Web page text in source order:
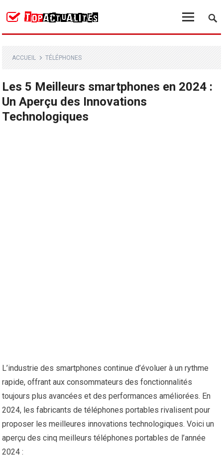
ACCUEIL TÉLÉPHONES
Les 5 Meilleurs smartphones en 2024 :
Un Aperçu des Innovations
Technologiques
L’industrie des smartphones continue d’évoluer à un rythme
rapide, offrant aux consommateurs des fonctionnalités
toujours plus avancées et des performances améliorées. En
2024, les fabricants de téléphones portables rivalisent pour
proposer les meilleures innovations technologiques. Voici un
aperçu des cinq meilleurs téléphones portables de l’année
2024 :